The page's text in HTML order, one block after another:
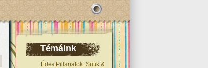
Témáink
Édes Pillanatok: Sütik &